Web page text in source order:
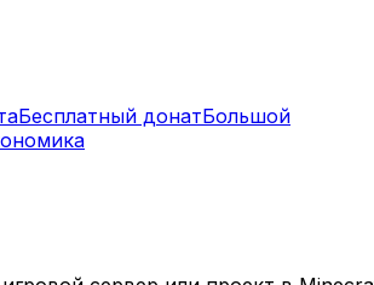
Бесплатный донатБольшой